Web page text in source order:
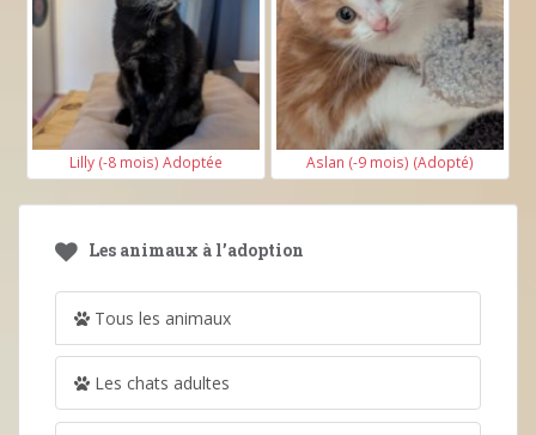
Lilly (-8 mois) Adoptée Aslan (-9 mois) (Adopté)
Les animaux à l’adoption
Tous les animaux
Les chats adultes